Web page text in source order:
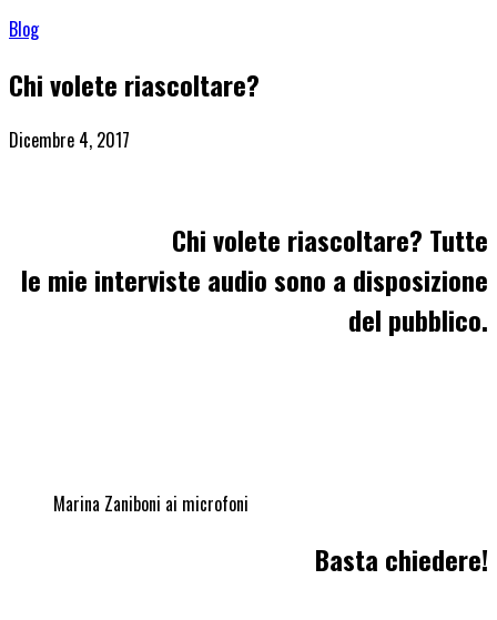
Blog
Chi volete riascoltare?
Dicembre 4, 2017
Chi volete riascoltare? Tutte
le mie interviste audio sono a disposizione
del pubblico.
Marina Zaniboni ai microfoni
Basta chiedere!